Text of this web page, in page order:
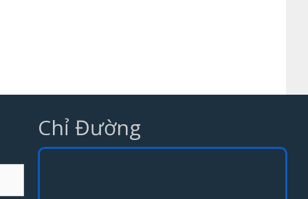
Chỉ Đường